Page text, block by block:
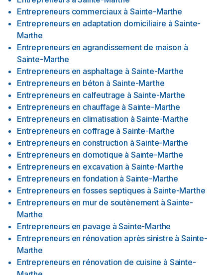
Entrepreneurs commerciaux à Sainte-Marthe
Entrepreneurs en adaptation domiciliaire à Sainte-
Marthe
Entrepreneurs en agrandissement de maison à
Sainte-Marthe
Entrepreneurs en asphaltage à Sainte-Marthe
Entrepreneurs en béton à Sainte-Marthe
Entrepreneurs en calfeutrage à Sainte-Marthe
Entrepreneurs en chauffage à Sainte-Marthe
Entrepreneurs en climatisation à Sainte-Marthe
Entrepreneurs en coffrage à Sainte-Marthe
Entrepreneurs en construction à Sainte-Marthe
Entrepreneurs en domotique à Sainte-Marthe
Entrepreneurs en excavation à Sainte-Marthe
Entrepreneurs en fondation à Sainte-Marthe
Entrepreneurs en fosses septiques à Sainte-Marthe
Entrepreneurs en mur de soutènement à Sainte-
Marthe
Entrepreneurs en pavage à Sainte-Marthe
Entrepreneurs en rénovation après sinistre à Sainte-
Marthe
Entrepreneurs en rénovation de cuisine à Sainte-